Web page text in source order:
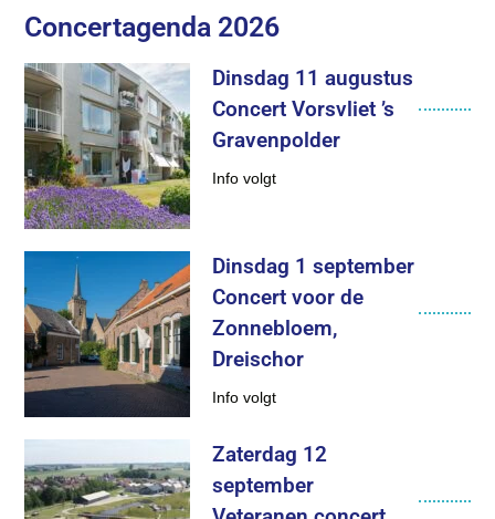
Concertagenda 2026
Dinsdag 11 augustus
Concert Vorsvliet ’s
Gravenpolder
Info volgt
Dinsdag 1 september
Concert voor de
Zonnebloem,
Dreischor
Info volgt
Zaterdag 12
september